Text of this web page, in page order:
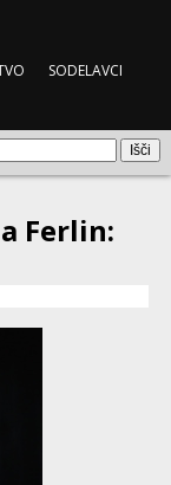
SODELAVCI
Ferlin: